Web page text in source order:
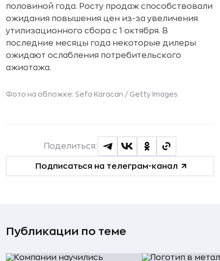
половиной года. Росту продаж способствовали
ожидания повышения цен из-за увеличения
утилизационного сбора с 1 октября. В
последние месяцы года некоторые дилеры
ожидают ослабления потребительского
ажиотажа.
Фото на обложке: Sefa Karacan / Getty Images
Подписаться на телеграм-канал
Поделиться:
Публикации по теме